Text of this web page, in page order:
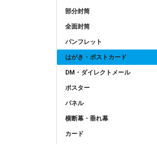
部分封筒
全面封筒
パンフレット
はがき・ポストカード
DM・ダイレクトメール
ポスター
パネル
横断幕・垂れ幕
カード